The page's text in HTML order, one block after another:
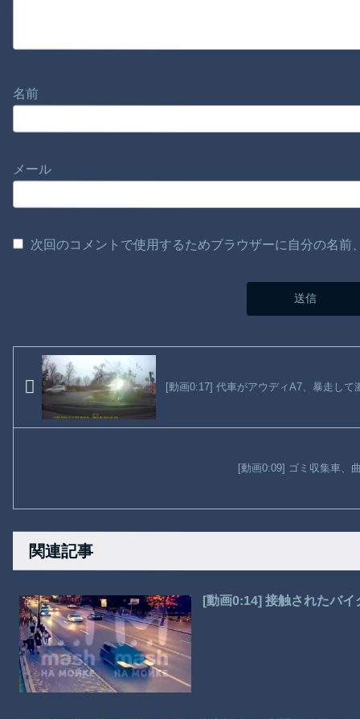
名前
メール
次回のコメントで使用するためブラウザーに自分の名
[動画0:17] 代車がアウディA7、暴走して
[動画0:09] ゴミ収集車、
関連記事
[動画0:14] 接触されたバ